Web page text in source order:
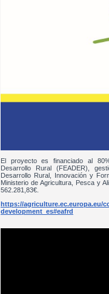
El proyecto es financiado al
Desarrollo Rural (FEADER),
Desarrollo Rural, Innovación y
Ministerio de Agricultura, Pesca y
562.281,83€.
https://agriculture.ec.europa.eu/
development_es#eafrd